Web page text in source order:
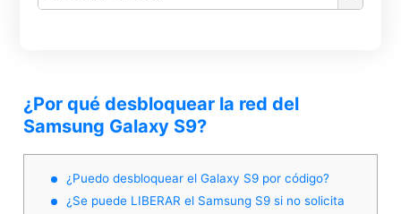
¿Por qué desbloquear la red del
Samsung Galaxy S9?
¿Puedo desbloquear el Galaxy S9 por código?
¿Se puede LIBERAR el Samsung S9 si no solicita